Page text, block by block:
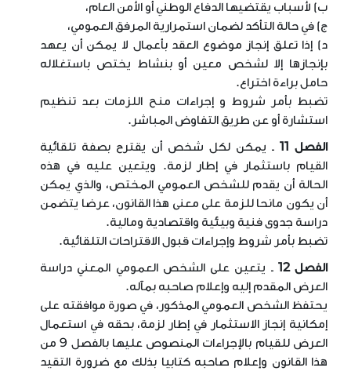
ب) لأسباب يقتضيها الدفاع الوطني أو الأمن العام،
ج) في حالة التأكد لضمان استمرارية المرفق العمومي،
د) إذا تعلق إنجاز موضوع العقد بأعمال لا يمكن أن يعهد
بإنجازها إلا لشخص معين أو بنشاط يختص باستغلاله
حامل براءة اختراع.
تضبط بأمر شروط و إجراءات منح اللزمات بعد تنظيم
استشارة أو عن طريق التفاوض المباشر .
الفصل 11
ـ يمكن لكل شخص أن يقترح بصفة تلقائية
القيام باستثمار في إطار لزمة. ويتعين عليه في هذه
الحالة أن يقدم للشخص العمومي المختص، والذي يمكن
أن يكون مانحا للزمة على معنى هذا القانون، عرضا يتضمن
دراسة جدوى فنية وبيئية واقتصادية ومالية.
تضبط بأمر شروط وإجراءات قبول الاقتراحات التلقائية.
الفصل 12
ـ يتعين على الشخص العمومي المعني دراسة
العرض المقدم إليه وإعلام صاحبه بمآله.
يحتفظ الشخص العمومي المذكور، في صورة موافقته على
إمكانية إنجاز الاستثمار في إطار لزمة، بحقه في استعمال
العرض للقيام بالإجراءات المنصوص عليها بالفصل 9 من
هذا القانون وإعلام صاحبه كتابيا بذلك مع ضرورة التقيد